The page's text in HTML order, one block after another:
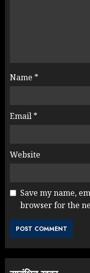
Name *
Email *
Website
Save my name,
browser for the